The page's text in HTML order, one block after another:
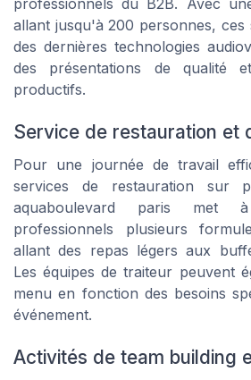
allant jusqu'à 200 personnes, ces
des dernières technologies
des présentations de qualité
productifs.
Service de restauration et
Pour une journée de travail
services de restauration sur
aquaboulevard paris met
professionnels plusieurs
allant des repas légers aux
Les équipes de traiteur peuvent
menu en fonction des besoins
événement.
Activités de team building